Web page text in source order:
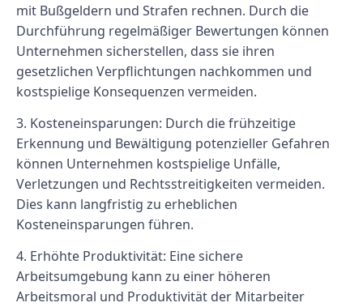
mit Bußgeldern und Strafen rechnen. Durch die
Durchführung regelmäßiger Bewertungen können
Unternehmen sicherstellen, dass sie ihren
gesetzlichen Verpflichtungen nachkommen und
kostspielige Konsequenzen vermeiden.
3. Kosteneinsparungen: Durch die frühzeitige
Erkennung und Bewältigung potenzieller Gefahren
können Unternehmen kostspielige Unfälle,
Verletzungen und Rechtsstreitigkeiten vermeiden.
Dies kann langfristig zu erheblichen
Kosteneinsparungen führen.
4. Erhöhte Produktivität: Eine sichere
Arbeitsumgebung kann zu einer höheren
Arbeitsmoral und Produktivität der Mitarbeiter